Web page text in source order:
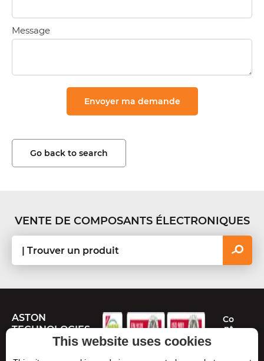
Message
Go back to search
VENTE DE COMPOSANTS ÉLECTRONIQUES
ASTON
TECHNOLOGIES
Co
nt
This website uses cookies